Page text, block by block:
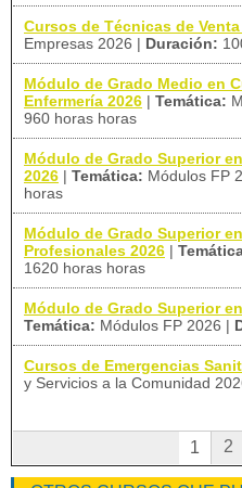
Cursos de Técnicas de Venta
Empresas 2026 | Duración:
Módulo de Grado Medio en
Enfermería 2026 | Temática:
960 horas horas
Módulo de Grado Superior
2026 | Temática: Módulos FP
horas
Módulo de Grado Superior
Profesionales 2026 |
1620 horas horas
Módulo de Grado Superior
Temática: Módulos FP 2026 |
Cursos de Emergencias
y Servicios a la Comunidad
1 2